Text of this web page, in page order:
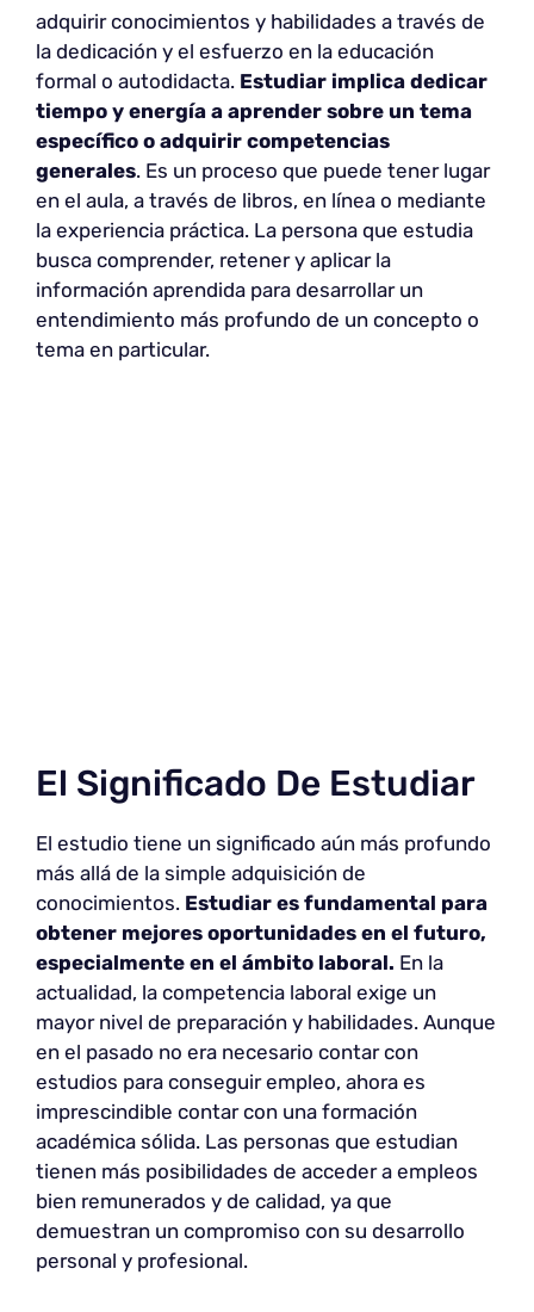
adquirir conocimientos y habilidades a través de
la dedicación y el esfuerzo en la educación
formal o autodidacta. Estudiar implica dedicar
tiempo y energía a aprender sobre un tema
específico o adquirir competencias
generales. Es un proceso que puede tener lugar
en el aula, a través de libros, en línea o mediante
la experiencia práctica. La persona que estudia
busca comprender, retener y aplicar la
información aprendida para desarrollar un
entendimiento más profundo de un concepto o
tema en particular.
El Significado De Estudiar
El estudio tiene un significado aún más profundo
más allá de la simple adquisición de
conocimientos. Estudiar es fundamental para
obtener mejores oportunidades en el futuro,
especialmente en el ámbito laboral. En la
actualidad, la competencia laboral exige un
mayor nivel de preparación y habilidades. Aunque
en el pasado no era necesario contar con
estudios para conseguir empleo, ahora es
imprescindible contar con una formación
académica sólida. Las personas que estudian
tienen más posibilidades de acceder a empleos
bien remunerados y de calidad, ya que
demuestran un compromiso con su desarrollo
personal y profesional.